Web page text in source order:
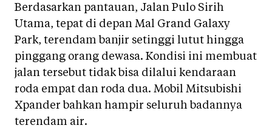
Berdasarkan pantauan, Jalan Pulo Sirih
Utama, tepat di depan Mal Grand Galaxy
Park, terendam banjir setinggi lutut hingga
pinggang orang dewasa. Kondisi ini membuat
jalan tersebut tidak bisa dilalui kendaraan
roda empat dan roda dua. Mobil Mitsubishi
Xpander bahkan hampir seluruh badannya
terendam air.